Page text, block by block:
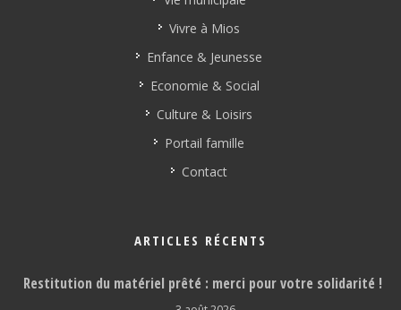
Vie municipale
Vivre à Mios
Enfance & Jeunesse
Economie & Social
Culture & Loisirs
Portail famille
Contact
ARTICLES RÉCENTS
Restitution du matériel prêté : merci pour votre solidarité !